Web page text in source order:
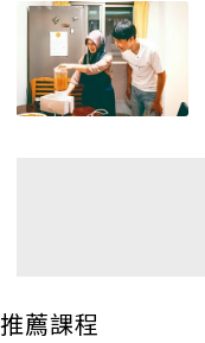
推薦課程